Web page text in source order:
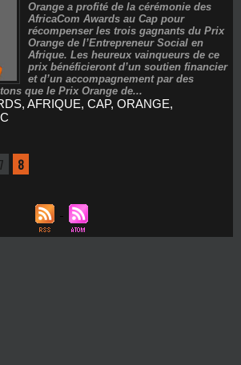
Orange a profité de la cérémonie des
AfricaCom Awards au Cap pour
récompenser les trois gagnants du Prix
Orange de l’Entrepreneur Social en
Afrique. Les heureux vainqueurs de ce
prix bénéficieront d’un soutien financier
et d’un accompagnement par des
que le Prix Orange de...
, AFRIQUE, CAP, ORANGE,
7 8